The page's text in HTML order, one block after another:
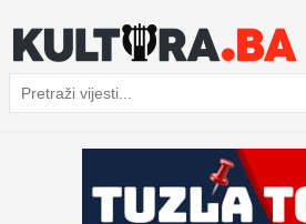
Pretraga